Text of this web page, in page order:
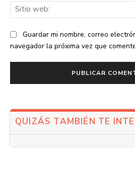
Guardar mi nombre, correo
navegador la próxima vez que
QUIZÁS TAMBIÉN TE